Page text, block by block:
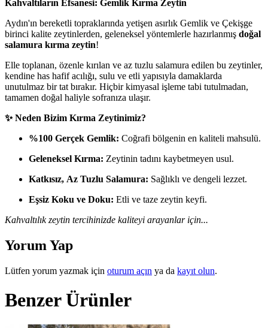
Kahvaltıların Efsanesi: Gemlik Kırma Zeytin
Aydın'ın bereketli topraklarında yetişen asırlık Gemlik ve Çekişge
birinci kalite zeytinlerden, geleneksel yöntemlerle hazırlanmış doğal
salamura kırma zeytin!
Elle toplanan, özenle kırılan ve az tuzlu salamura edilen bu zeytinler,
kendine has hafif acılığı, sulu ve etli yapısıyla damaklarda
unutulmaz bir tat bırakır. Hiçbir kimyasal işleme tabi tutulmadan,
tamamen doğal haliyle sofranıza ulaşır.
✨ Neden Bizim Kırma Zeytinimiz?
%100 Gerçek Gemlik: Coğrafi bölgenin en kaliteli mahsulü.
Geleneksel Kırma: Zeytinin tadını kaybetmeyen usul.
Katkısız, Az Tuzlu Salamura: Sağlıklı ve dengeli lezzet.
Eşsiz Koku ve Doku: Etli ve taze zeytin keyfi.
Kahvaltılık zeytin tercihinizde kaliteyi arayanlar için...
Yorum Yap
Lütfen yorum yazmak için oturum açın ya da kayıt olun.
Benzer Ürünler